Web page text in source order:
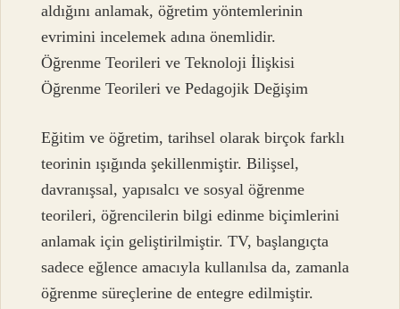
aldığını anlamak, öğretim yöntemlerinin
evrimini incelemek adına önemlidir.
Öğrenme Teorileri ve Teknoloji İlişkisi
Öğrenme Teorileri ve Pedagojik Değişim
Eğitim ve öğretim, tarihsel olarak birçok farklı
teorinin ışığında şekillenmiştir. Bilişsel,
davranışsal, yapısalcı ve sosyal öğrenme
teorileri, öğrencilerin bilgi edinme biçimlerini
anlamak için geliştirilmiştir. TV, başlangıçta
sadece eğlence amacıyla kullanılsa da, zamanla
öğrenme süreçlerine de entegre edilmiştir.